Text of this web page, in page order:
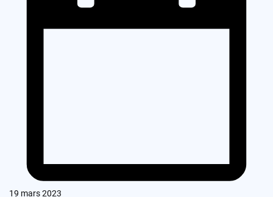
19 mars 2023